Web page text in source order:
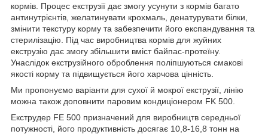
кормів. Процес екструзії дає змогу усунути з кормів багато
антинутрієнтів, желатинувати крохмаль, денатурувати білки,
змінити текстуру корму та забезпечити його експандування та
стерилізацію. Під час виробництва кормів для жуйних
екструзію дає змогу збільшити вміст байпас-протеїну.
Унаслідок екструзійного оброблення поліпшуються смакові
якості корму та підвищується його харчова цінність.
Ми пропонуємо варіанти для сухої й мокрої екструзії, лінію
можна також доповнити паровим кондиціонером FK 500.
Екструдер FE 500 призначений для виробництв середньої
потужності, його продуктивність досягає 10,8-16,8 тонн на